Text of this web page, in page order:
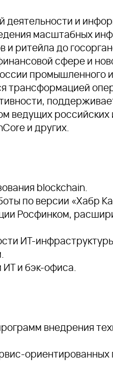
деятельности и
масштабных
ритейла до
сфере и
промышленного
трансформацией
ведущих
и других.
blockchain.
по версии «Хабр
Росфинком,
ИТ-
и бэк-офиса.
внедрения
ориентированных